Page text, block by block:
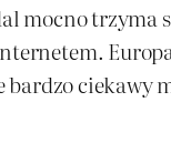
mocno
ciekawy